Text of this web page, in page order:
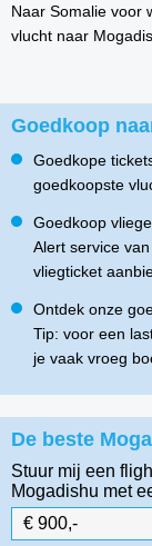
Naar Somalie voor
vlucht naar
Goedkoop
Goedkope
goedkoopste
Goedkoop
Alert service
vliegticket
Ontdek onze
Tip: voor een
je vaak vroeg
De beste
Stuur mij een
Mogadishu met